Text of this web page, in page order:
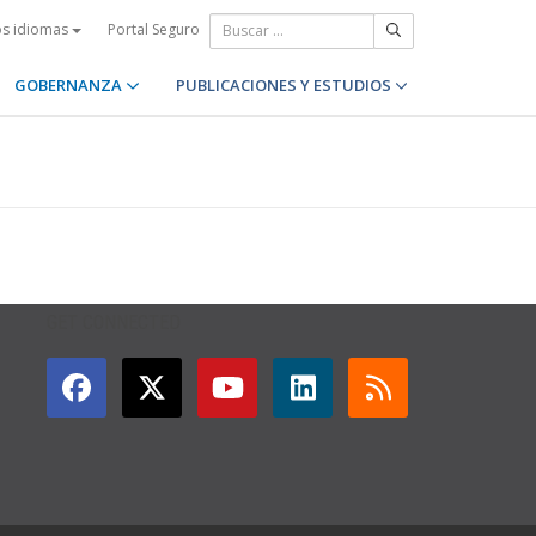
idiomas Portal Seguro
GOBERNANZA PUBLICACIONES Y ESTUDIOS